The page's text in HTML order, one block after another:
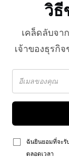
วิธี
เคล็ดลับจาก
เจ้าของธุรกิ
ฉันยินยอมที่จะรั
ตลอดเวลา